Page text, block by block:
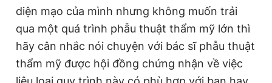
diện mạo của mình nhưng không muốn trải
qua một quá trình phẫu thuật thẩm mỹ lớn thì
hãy cân nhắc nói chuyện với bác sĩ phẫu thuật
thẩm mỹ được hội đồng chứng nhận về việc